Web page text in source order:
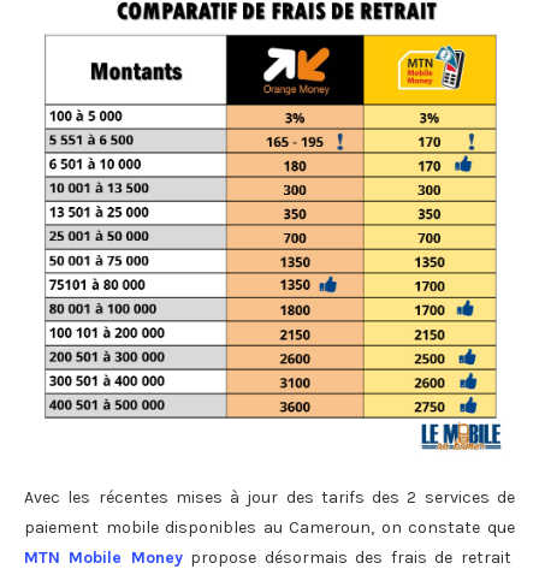
Avec les récentes mises à jour des tarifs des 2 services de
paiement mobile disponibles au Cameroun, on constate que
MTN Mobile Moneypropose désormais des frais de retrait